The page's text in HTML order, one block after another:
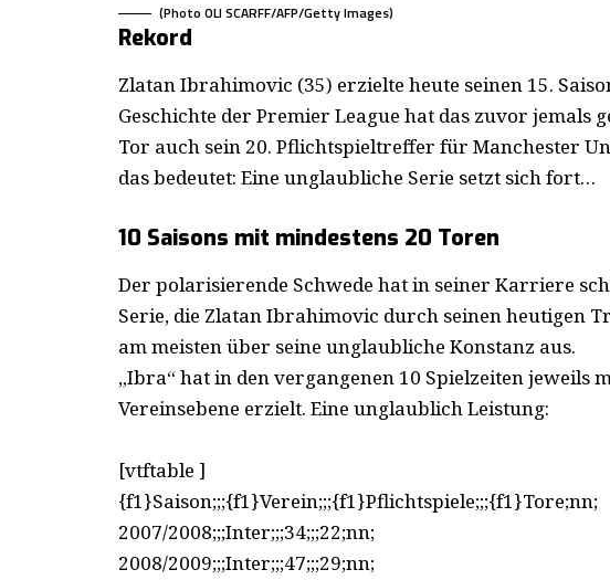
(Photo OLI SCARFF/AFP/Getty Images)
Rekord
Zlatan Ibrahimovic (35) erzielte heute seinen 15.
Geschichte der Premier League hat das zuvor jemals
Tor auch sein 20. Pflichtspieltreffer für Manchester
das bedeutet: Eine unglaubliche Serie setzt sich fort…
10 Saisons mit mindestens 20 Toren
Der polarisierende Schwede hat in seiner Karriere
Serie, die Zlatan Ibrahimovic durch seinen heutigen
am meisten über seine unglaubliche Konstanz aus.
„Ibra“ hat in den vergangenen 10 Spielzeiten jeweils
Vereinsebene erzielt. Eine unglaublich Leistung:
[vtftable ]
{f1}Saison;;;{f1}Verein;;;{f1}Pflichtspiele;;;{f1}Tore;nn;
2007/2008;;;Inter;;;34;;;22;nn;
2008/2009;;;Inter;;;47;;;29;nn;